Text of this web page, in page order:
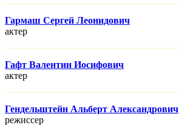
Гармаш Сергей Леонидович
актер
Гафт Валентин Иосифович
актер
Гендельштейн Альберт Александрович
режисcер